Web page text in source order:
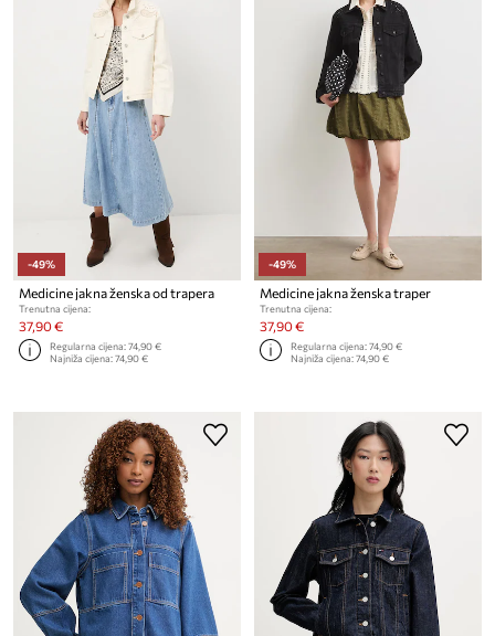
-49%
Medicine jakna ženska od trapera
Trenutna cijena:
37,90 €
Regularna cijena:74,90 €
Najniža cijena:74,90 €
-49%
Medicine jakna ženska traper
Trenutna cijena:
37,90 €
Regularna cijena:74,90 €
Najniža cijena:74,90 €